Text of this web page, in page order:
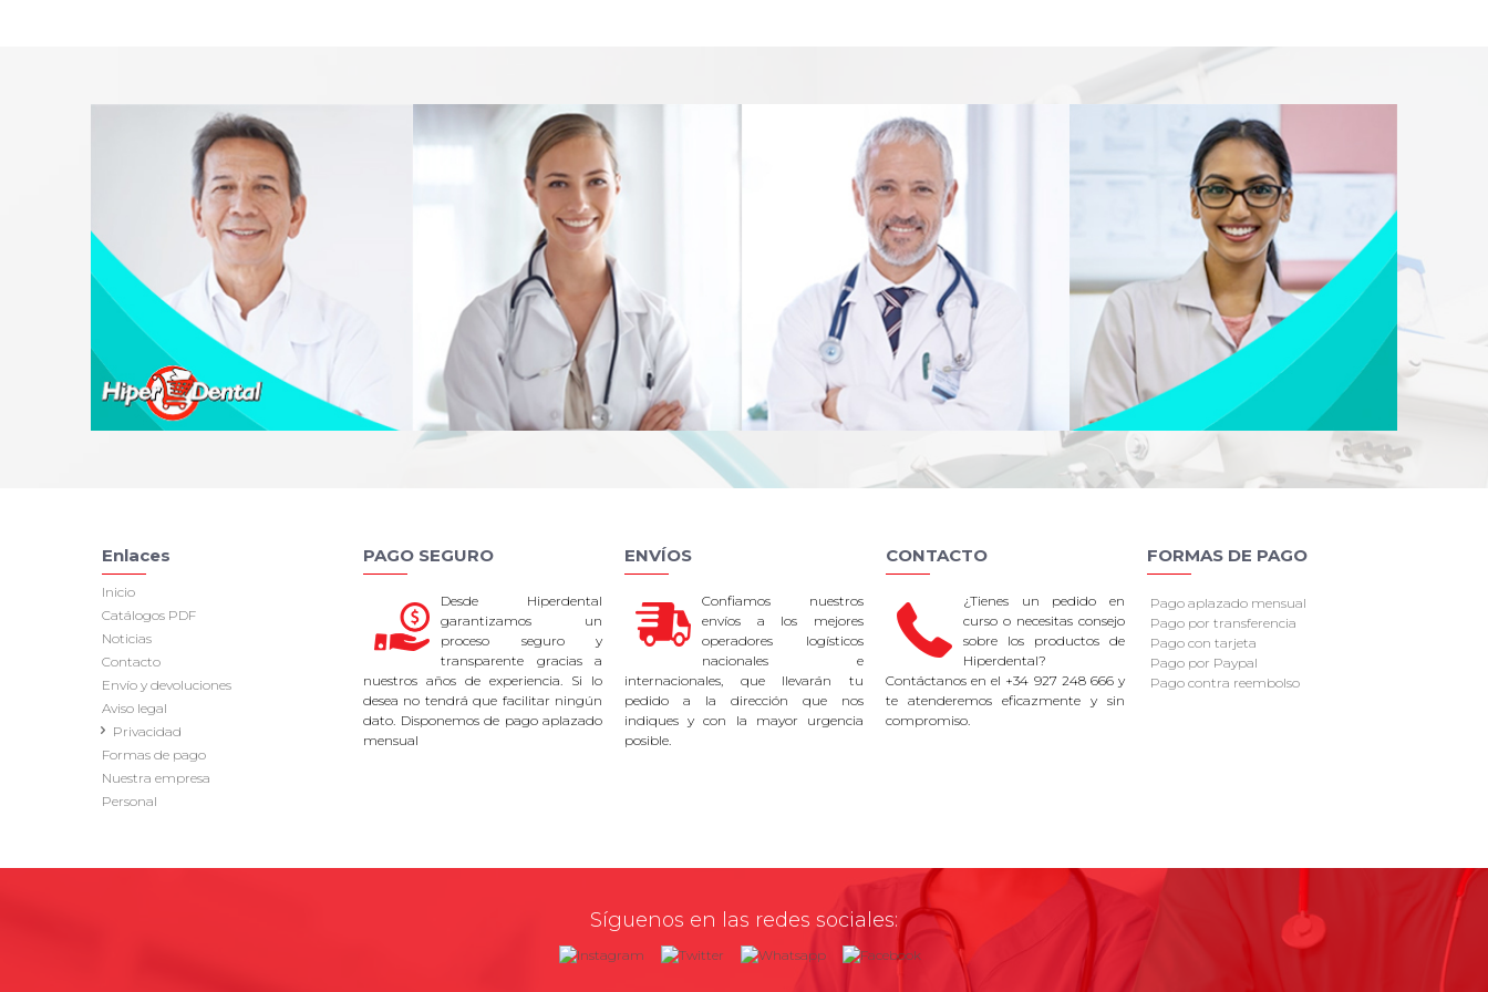
Enlaces
Inicio
Catálogos PDF
Noticias
Contacto
Envío y devoluciones
Aviso legal
Privacidad
Formas de pago
Nuestra empresa
Personal
PAGO SEGURO
Desde Hiperdental
garantizamos un
proceso seguro y
transparente gracias a
nuestros años de experiencia. Si lo
desea no tendrá que facilitar ningún
dato. Disponemos de pago aplazado
mensual
ENVÍOS
Confiamos nuestros
envíos a los mejores
operadores logísticos
nacionales e
internacionales, que llevarán tu
pedido a la dirección que nos
indiques y con la mayor urgencia
posible.
CONTACTO
¿Tienes un pedido en
curso o necesitas consejo
sobre los productos de
Hiperdental?
Contáctanos en el +34 927 248 666 y
te atenderemos eficazmente y sin
compromiso.
FORMAS DE PAGO
Pago aplazado mensual
Pago por transferencia
Pago con tarjeta
Pago por Paypal
Pago contra reembolso
Síguenos en las redes sociales: